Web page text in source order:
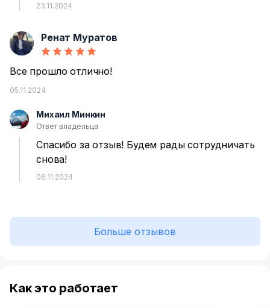
23.11.2024
Р Ренат Муратов
Все прошло отлично!
05.11.2024
М Михаил Минкин
Ответ владельца
Спасибо за отзыв! Будем рады сотрудничать
снова!
06.11.2024
Больше отзывов
Как это работает